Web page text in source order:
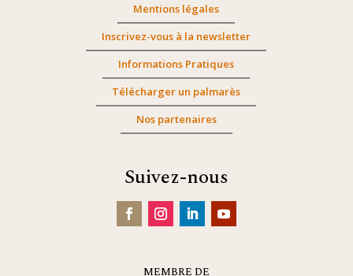
Mentions légales
Inscrivez-vous à la newsletter
Informations Pratiques
Télécharger un palmarès
Nos partenaires
Suivez-nous
MEMBRE DE